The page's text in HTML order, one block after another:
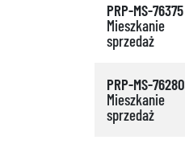
PRP-MS-76375
Mieszkanie
sprzedaż
PRP-MS-76280
Mieszkanie
sprzedaż